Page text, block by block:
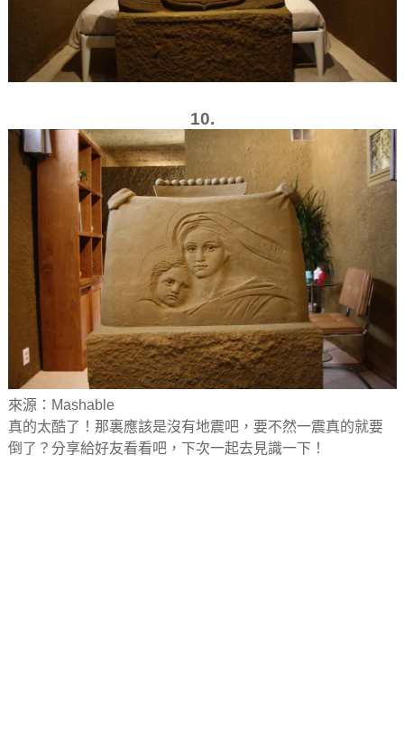
10.
來源：Mashable
真的太酷了！那裏應該是沒有地震吧，要不然一震真的就要
倒了？分享給好友看看吧，下次一起去見識一下！